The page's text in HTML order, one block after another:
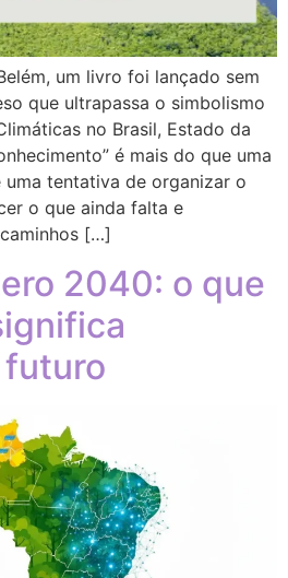
um livro foi lançado sem
que ultrapassa o simbolismo
no Brasil, Estado da
é mais do que uma
tentativa de organizar o
o que ainda falta e
[…]
2040: o que